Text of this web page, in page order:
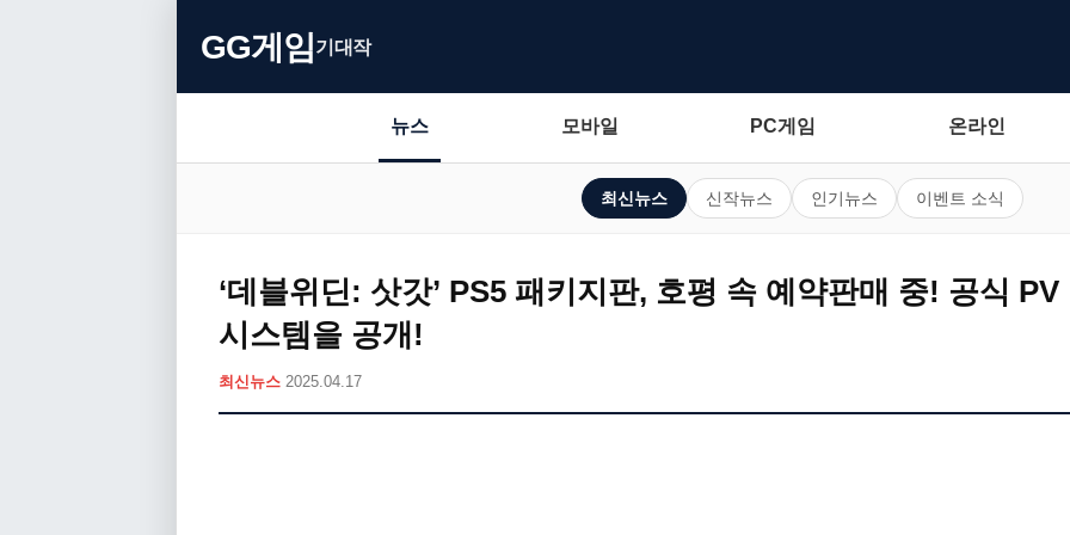
GG게임기대작
뉴스 모바일 PC게임 온라인
최신뉴스 신작뉴스 인기뉴스 이벤트 소식
‘데블위딘: 삿갓’ PS5 패키지판, 호평 속 예약판매 중! 공식
시스템을 공개!
최신뉴스 2025.04.17